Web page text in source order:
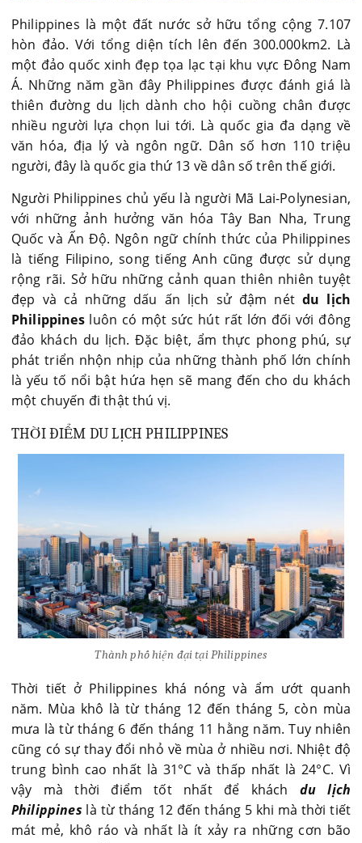
Philippines là một đất nước sở hữu tổng cộng 7.107
hòn đảo. Với tổng diện tích lên đến 300.000km2. Là
một đảo quốc xinh đẹp tọa lạc tại khu vực Đông Nam
Á. Những năm gần đây Philippines được đánh giá là
thiên đường du lịch dành cho hội cuồng chân được
nhiều người lựa chọn lui tới. Là quốc gia đa dạng về
văn hóa, địa lý và ngôn ngữ. Dân số hơn 110 triệu
người, đây là quốc gia thứ 13 về dân số trên thế giới.
Người Philippines chủ yếu là người Mã Lai-Polynesian,
với những ảnh hưởng văn hóa Tây Ban Nha, Trung
Quốc và Ấn Độ. Ngôn ngữ chính thức của Philippines
là tiếng Filipino, song tiếng Anh cũng được sử dụng
rộng rãi. Sở hữu những cảnh quan thiên nhiên tuyệt
đẹp và cả những dấu ấn lịch sử đậm nétdu lịch
Philippinesluôn có một sức hút rất lớn đối với đông
đảo khách du lịch. Đặc biệt, ẩm thực phong phú, sự
phát triển nhộn nhịp của những thành phố lớn chính
là yếu tố nổi bật hứa hẹn sẽ mang đến cho du khách
một chuyến đi thật thú vị.
THỜI ĐIỂM DU LỊCH PHILIPPINES
Thành phố hiện đại tại Philippines
Thời tiết ở Philippines khá nóng và ẩm ướt quanh
năm. Mùa khô là từ tháng 12 đến tháng 5, còn mùa
mưa là từ tháng 6 đến tháng 11 hằng năm. Tuy nhiên
cũng có sự thay đổi nhỏ về mùa ở nhiều nơi. Nhiệt độ
trung bình cao nhất là 31°C và thấp nhất là 24°C. Vì
vậy mà thời điểm tốt nhất để khách du lịch
Philippines là từ tháng 12 đến tháng 5 khi mà thời tiết
mát mẻ, khô ráo và nhất là ít xảy ra những cơn bão